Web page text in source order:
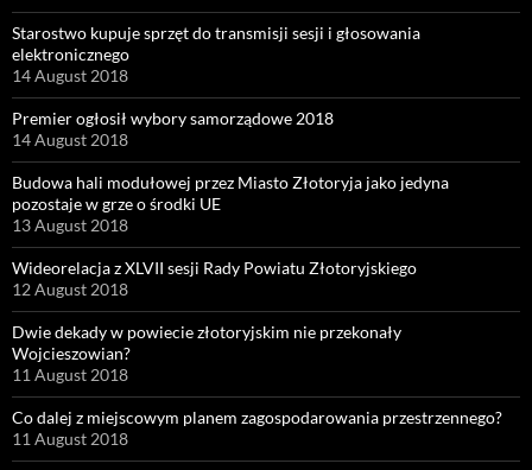
Starostwo kupuje sprzęt do transmisji sesji i głosowania
elektronicznego
14 August 2018
Premier ogłosił wybory samorządowe 2018
14 August 2018
Budowa hali modułowej przez Miasto Złotoryja jako jedyna
pozostaje w grze o środki UE
13 August 2018
Wideorelacja z XLVII sesji Rady Powiatu Złotoryjskiego
12 August 2018
Dwie dekady w powiecie złotoryjskim nie przekonały
Wojcieszowian?
11 August 2018
Co dalej z miejscowym planem zagospodarowania przestrzennego?
11 August 2018